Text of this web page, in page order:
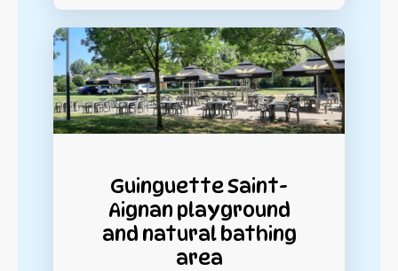
Guinguette Saint-
Aignan playground
and natural bathing
area